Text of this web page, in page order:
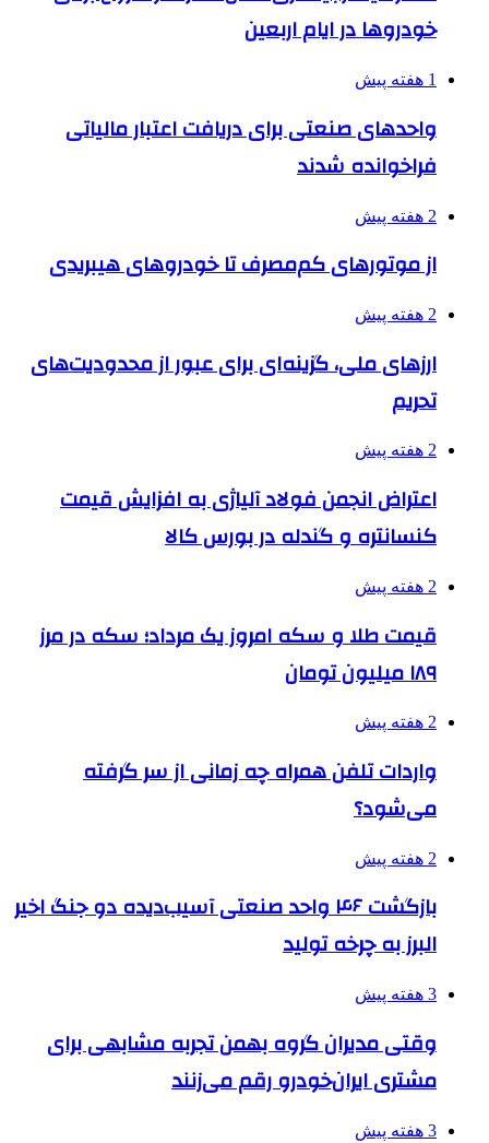
خودروها در ایام اربعین
1 هفته پیش
واحدهای صنعتی برای دریافت اعتبار مالیاتی
فراخوانده شدند
2 هفته پیش
از موتورهای کم‌مصرف تا خودروهای هیبریدی
2 هفته پیش
ارزهای ملی، گزینه‌ای برای عبور از محدودیت‌های
تحریم
2 هفته پیش
اعتراض انجمن فولاد آلیاژی به افزایش قیمت
کنسانتره و گندله در بورس کالا
2 هفته پیش
قیمت طلا و سکه امروز یک مرداد؛ سکه در مرز
۱۸۹ میلیون تومان
2 هفته پیش
واردات تلفن همراه چه زمانی از سر گرفته
می‌شود؟
2 هفته پیش
بازگشت ۴۶ واحد صنعتی آسیب‌دیده دو جنگ اخیر
البرز به چرخه تولید
3 هفته پیش
وقتی مدیران گروه بهمن تجربه مشابهی برای
مشتری ایران‌خودرو رقم می‌زنند
3 هفته پیش